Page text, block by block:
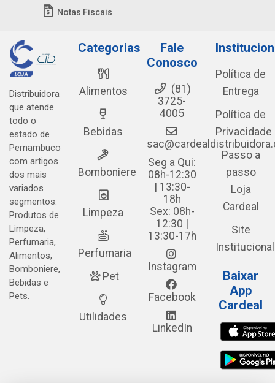
Notas Fiscais
Distribuidora
que atende
todo o
estado de
Pernambuco
com artigos
dos mais
variados
segmentos:
Produtos de
Limpeza,
Perfumaria,
Alimentos,
Bomboniere,
Bebidas e
Pets.
Categorias
Alimentos
Bebidas
Bomboniere
Limpeza
Perfumaria
Pet
Utilidades
Fale
Conosco
(81)
3725-
4005
Seg a Qui:
08h-12:30
| 13:30-
18h
Sex: 08h-
12:30 |
13:30-17h
Instagram
Facebook
LinkedIn
Política de
Entrega
Política de
Privacidade
Passo a
passo
Loja
Cardeal
Site
Institucional
Baixar
App
Cardeal